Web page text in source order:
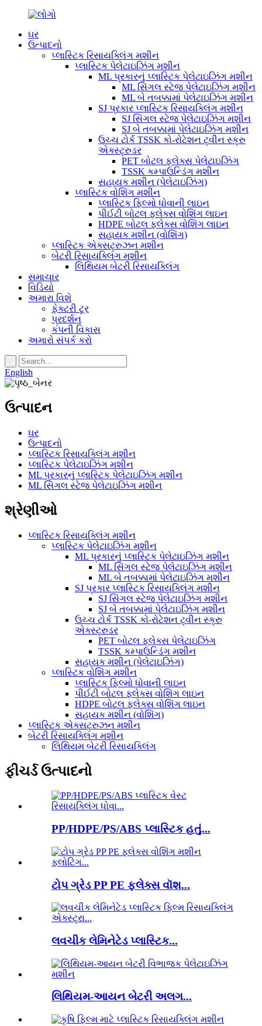
ઘર
ઉત્પાદનો
પ્લાસ્ટિક રિસાયક્લિંગ મશીન
પ્લાસ્ટિક પેલેટાઇઝિંગ મશીન
ML પ્રકારનું પ્લાસ્ટિક પેલેટાઇઝિંગ મશીન
ML સિંગલ સ્ટેજ પેલેટાઇઝિંગ મશીન
ML બે તબક્કામાં પેલેટાઇઝિંગ મશીન
SJ પ્રકાર પ્લાસ્ટિક રિસાયક્લિંગ મશીન
SJ સિંગલ સ્ટેજ પેલેટાઇઝિંગ મશીન
SJ બે તબક્કામાં પેલેટાઇઝિંગ મશીન
ઉચ્ચ ટોર્ક TSSK કો-રોટેશન ટ્વીન સ્ક્રુ
એક્સ્ટ્રુડર
PET બોટલ ફ્લેક્સ પેલેટાઇઝિંગ
TSSK કમ્પાઉન્ડિંગ મશીન
સહાયક મશીન (પેલેટાઇઝિંગ)
પ્લાસ્ટિક વોશિંગ મશીન
પ્લાસ્ટિક ફિલ્મો ધોવાની લાઇન
પીઈટી બોટલ ફ્લેક્સ વોશિંગ લાઇન
HDPE બોટલ ફ્લેક્સ વોશિંગ લાઇન
સહાયક મશીન (વોશિંગ)
પ્લાસ્ટિક એક્સટ્રુઝન મશીન
બેટરી રિસાયક્લિંગ મશીન
લિથિયમ બેટરી રિસાયક્લિંગ
સમાચાર
વિડિયો
અમારા વિશે
ફેક્ટરી ટૂર
પ્રદર્શન
કંપની વિકાસ
અમારો સંપર્ક કરો
English
ઉત્પાદન
ઘર
ઉત્પાદનો
પ્લાસ્ટિક રિસાયક્લિંગ મશીન
પ્લાસ્ટિક પેલેટાઇઝિંગ મશીન
ML પ્રકારનું પ્લાસ્ટિક પેલેટાઇઝિંગ મશીન
ML સિંગલ સ્ટેજ પેલેટાઇઝિંગ મશીન
શ્રેણીઓ
પ્લાસ્ટિક રિસાયક્લિંગ મશીન
પ્લાસ્ટિક પેલેટાઇઝિંગ મશીન
ML પ્રકારનું પ્લાસ્ટિક પેલેટાઇઝિંગ મશીન
ML સિંગલ સ્ટેજ પેલેટાઇઝિંગ મશીન
ML બે તબક્કામાં પેલેટાઇઝિંગ મશીન
SJ પ્રકાર પ્લાસ્ટિક રિસાયક્લિંગ મશીન
SJ સિંગલ સ્ટેજ પેલેટાઇઝિંગ મશીન
SJ બે તબક્કામાં પેલેટાઇઝિંગ મશીન
ઉચ્ચ ટોર્ક TSSK કો-રોટેશન ટ્વીન સ્ક્રુ
એક્સ્ટ્રુડર
PET બોટલ ફ્લેક્સ પેલેટાઇઝિંગ
TSSK કમ્પાઉન્ડિંગ મશીન
સહાયક મશીન (પેલેટાઇઝિંગ)
પ્લાસ્ટિક વોશિંગ મશીન
પ્લાસ્ટિક ફિલ્મો ધોવાની લાઇન
પીઈટી બોટલ ફ્લેક્સ વોશિંગ લાઇન
HDPE બોટલ ફ્લેક્સ વોશિંગ લાઇન
સહાયક મશીન (વોશિંગ)
પ્લાસ્ટિક એક્સટ્રુઝન મશીન
બેટરી રિસાયક્લિંગ મશીન
લિથિયમ બેટરી રિસાયક્લિંગ
ફીચર્ડ ઉત્પાદનો
PP/HDPE/PS/ABS પ્લાસ્ટિક હતું...
ટોપ ગ્રેડ PP PE ફ્લેક્સ વૉશ...
લવચીક લેમિનેટેડ પ્લાસ્ટિક...
લિથિયમ-આયન બેટરી અલગ...